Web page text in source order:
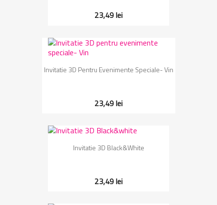
23,49 lei
Invitatie 3D Pentru Evenimente Speciale- Vin
23,49 lei
Invitatie 3D Black&white
23,49 lei